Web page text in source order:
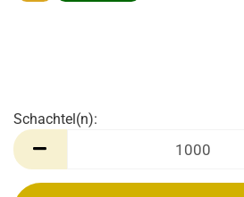
Schachtel(n):
Schachtel(n)